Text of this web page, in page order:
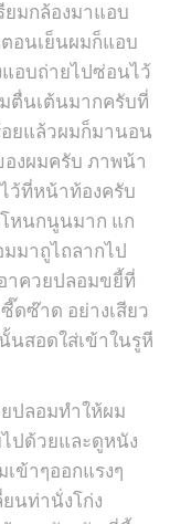
มกล้องมาแอบ
อนเย็นผมก็แอบ
แอบถ่ายไปซ่อนไว้
ตื่นเต้นมากครับที่
อยแล้วผมก็มานอน
งผมครับ ภาพน้า
ว้ที่หน้าท้องครับ
โหนกนูนมาก แก
มาถูไถลากไป
าควยปลอมขยี้ที่
ดซ๊าด อย่างเสียว
นสอดใส่เข้าในรูหี
ปลอมทำให้ผม
ปด้วยและดูหนัง
ข้าๆออกแรงๆ
นท่านั่งโก่ง